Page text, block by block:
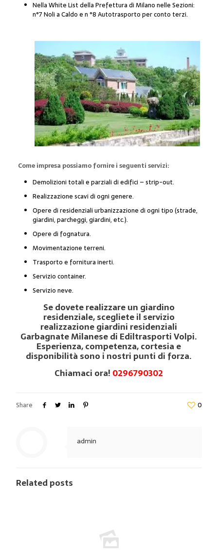
Nella White List della Prefettura di Milano nelle Sezioni:
n°7 Noli a Caldo e n °8 Autotrasporto per conto terzi.
Come impresa possiamo fornire i seguenti servizi:
Demolizioni totali e parziali di edifici – strip-out.
Realizzazione scavi di ogni genere.
Opere di residenziali urbanizzazione di ogni tipo (strade,
giardini, parcheggi, giardini, etc.).
Opere di fognatura.
Movimentazione terreni.
Trasporto e fornitura inerti.
Servizio container.
Servizio neve.
Se dovete realizzare un giardino
residenziale, scegliete il servizio
realizzazione giardini residenziali
Garbagnate Milanese di Ediltrasporti Volpi.
Esperienza, competenza, cortesia e
disponibilità sono i nostri punti di forza.
Chiamaci ora! 0296790302
Share 0
admin
Related posts